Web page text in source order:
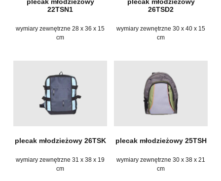
plecak młodzieżowy
22TSN1
wymiary zewnętrzne 28 x 36 x 15
cm
plecak młodzieżowy
26TSD2
wymiary zewnętrzne 30 x 40 x 15
cm
plecak młodzieżowy 26TSK
wymiary zewnętrzne 31 x 38 x 19
cm
plecak młodzieżowy 25TSH
wymiary zewnętrzne 30 x 38 x 21
cm